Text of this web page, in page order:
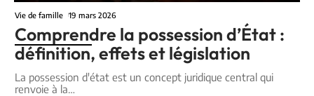
Vie de famille 19 mars 2026
Comprendre la possession d’État :
définition, effets et législation
La possession d'état est un concept juridique central qui
renvoie à la